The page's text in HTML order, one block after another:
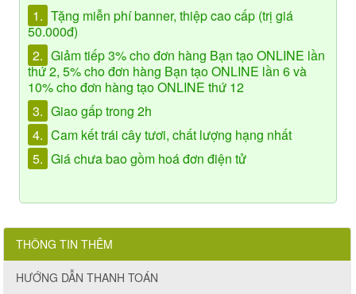
1. Tặng miễn phí banner, thiệp cao cấp (trị giá
50.000đ)
2. Giảm tiếp 3% cho đơn hàng Bạn tạo ONLINE lần
thứ 2, 5% cho đơn hàng Bạn tạo ONLINE lần 6 và
10% cho đơn hàng tạo ONLINE thứ 12
3. Giao gấp trong 2h
4. Cam kết trái cây tươi, chất lượng hạng nhất
5. Giá chưa bao gồm hoá đơn điện tử
THÔNG TIN THÊM
HƯỚNG DẪN THANH TOÁN